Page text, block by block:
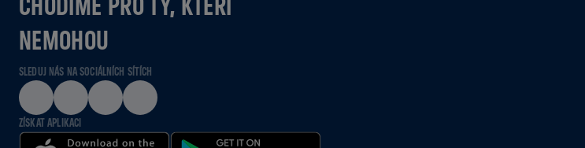
NEMOHOU
SLEDUJ NÁS NA SOCIÁLNÍCH SÍTÍCH
ZÍSKAT APLIKACI